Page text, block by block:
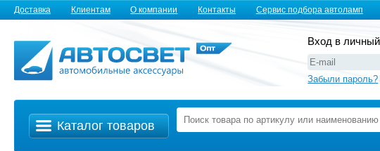
Доставка Клиентам О компании Контакты Сервис подбора автоламп
Вход в
Забыли пароль?
Каталог товаров